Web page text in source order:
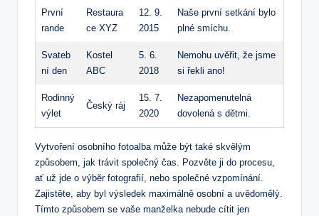
První
rande
Restaura
ce XYZ
12. 9.
2015
Naše první setkání bylo
plné smíchu.
Svateb
ní den
Kostel
ABC
5. 6.
⁢2018
Nemohu uvěřit, že⁢ jsme
si řekli⁣ ano!
Rodinný
výlet
Český ráj
15.⁣ 7.
2020
Nezapomenutelná
dovolená s dětmi.
Vytvoření osobního fotoalba může ⁤být také skvělým⁣
způsobem, jak trávit​ společný čas. Pozvěte ji do ‌procesu,
ať už jde‌ o výběr fotografií,⁣ nebo společné vzpomínání.
Zajistěte, aby ‌byl výsledek ‍maximálně osobní a uvědomělý.
Tímto způsobem se vaše manželka nebude cítit jen